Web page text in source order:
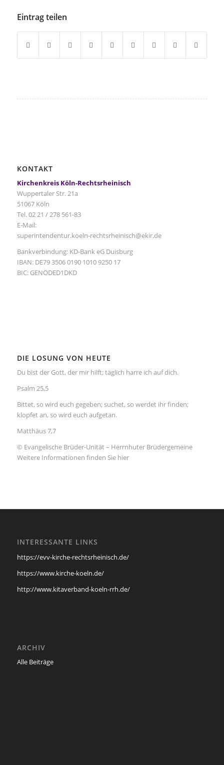
Eintrag teilen
KONTAKT
Kirchenkreis Köln-Rechtsrheinisch
Wuppertaler Str. 21a
51067 Köln
Tel. 02 21 / 278 561-83
E-Mail:
superintendentur.koeln-rechtsrheinisch@ekir.de
Bankverbindung: KD-Bank eG Duisburg
IBAN: DE79 3506 0190 1010 9250 17
BIC: GENODED1DKD
DIE LOSUNG VON HEUTE
Du bist der Gott, der mir hilft; täglich harre ich auf dich.
Psalm 25,5
Bittet, so wird euch gegeben; suchet, so werdet ihr finden;
klopfet an, so wird euch aufgetan.
Matthäus 7,7
© Evangelische Brüder-Unität – Herrnhuter Brüdergemeine
Weitere Informationen finden Sie hier
INTERESSANTE LINKS
https://evv-kirche-rechtsrheinisch.de/
https://www.kirche-koeln.de/
http://www.kitaverband-koeln-rrh.de/
ARCHIV
Alle Beiträge